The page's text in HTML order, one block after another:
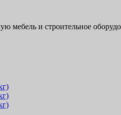
мебель и строительное